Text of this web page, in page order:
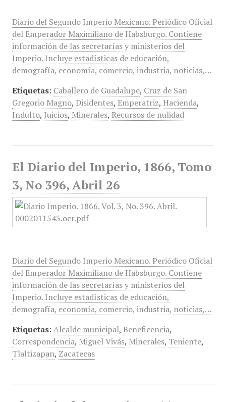
Diario del Segundo Imperio Mexicano. Periódico Oficial
del Emperador Maximiliano de Habsburgo. Contiene
información de las secretarías y ministerios del
Imperio. Incluye estadísticas de educación,
demografía, economía, comercio, industria, noticias,…
Etiquetas: Caballero de Guadalupe, Cruz de San
Gregorio Magno, Disidentes, Emperatriz, Hacienda,
Indulto, Juicios, Minerales, Recursos de nulidad
El Diario del Imperio, 1866, Tomo
3, No 396, Abril 26
Diario del Segundo Imperio Mexicano. Periódico Oficial
del Emperador Maximiliano de Habsburgo. Contiene
información de las secretarías y ministerios del
Imperio. Incluye estadísticas de educación,
demografía, economía, comercio, industria, noticias,…
Etiquetas: Alcalde municipal, Beneficencia,
Correspondencia, Miguel Vivás, Minerales, Teniente,
Tlaltizapan, Zacatecas